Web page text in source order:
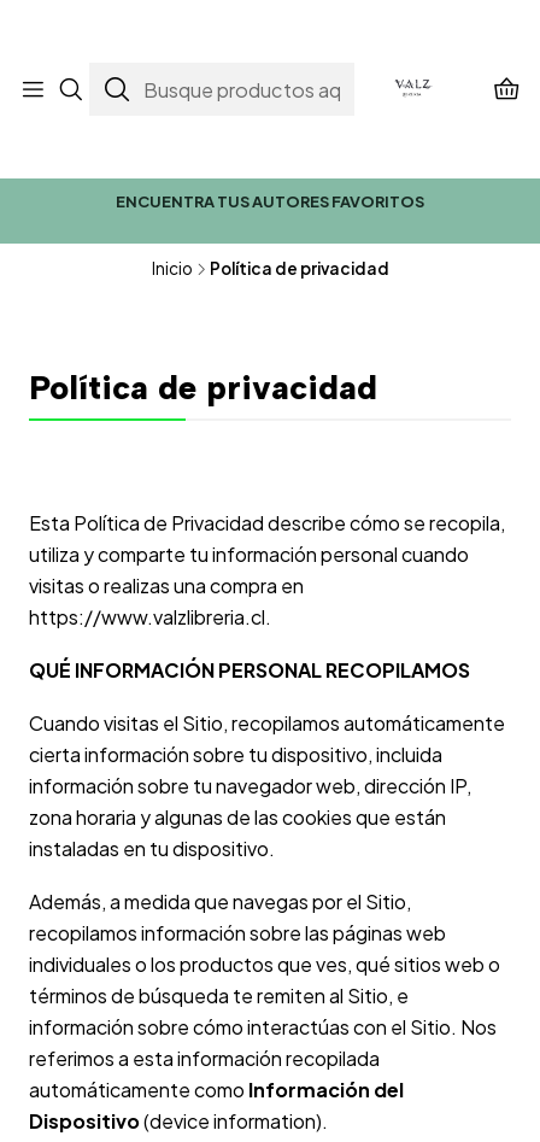
ENCUENTRA TUS AUTORES FAVORITOS
Inicio Política de privacidad
Política de privacidad
Esta Política de Privacidad describe cómo se recopila,
utiliza y comparte tu información personal cuando
visitas o realizas una compra en
https://www.valzlibreria.cl.
QUÉ INFORMACIÓN PERSONAL RECOPILAMOS
Cuando visitas el Sitio, recopilamos automáticamente
cierta información sobre tu dispositivo, incluida
información sobre tu navegador web, dirección IP,
zona horaria y algunas de las cookies que están
instaladas en tu dispositivo.
Además, a medida que navegas por el Sitio,
recopilamos información sobre las páginas web
individuales o los productos que ves, qué sitios web o
términos de búsqueda te remiten al Sitio, e
información sobre cómo interactúas con el Sitio. Nos
referimos a esta información recopilada
automáticamente como Información del
Dispositivo(device information).